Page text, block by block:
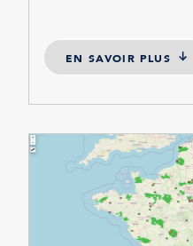
EN SAVOIR PLUS